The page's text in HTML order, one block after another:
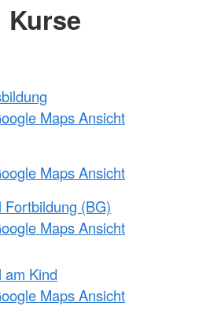
Kurse
Maps Ansicht
Maps Ansicht
(BG)
Maps Ansicht
am Kind
Maps Ansicht